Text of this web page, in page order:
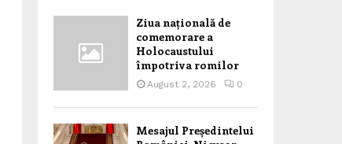
Ziua națională de
comemorare a
Holocaustului
împotriva romilor
August 2, 2026 0
Mesajul Președintelui